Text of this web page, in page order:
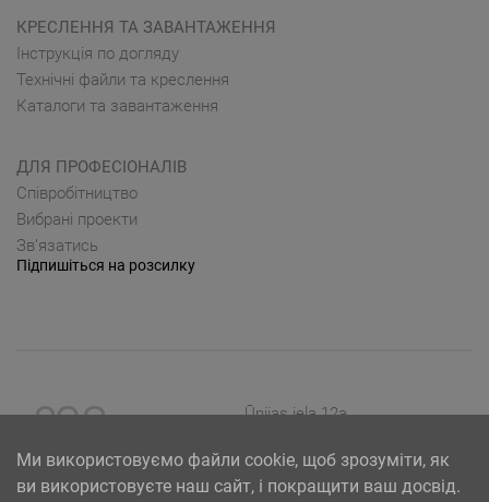
КРЕСЛЕННЯ ТА ЗАВАНТАЖЕННЯ
Інструкція по догляду
Технічні файли та креслення
Каталоги та завантаження
ДЛЯ ПРОФЕСІОНАЛІВ
Cпівробітництво
Вибрані проекти
Зв’язатись
Підпишіться на розсилку
Ūnijas iela 12a,
Ми використовуємо файли cookie, щоб зрозуміти, як
ви використовуєте наш сайт, і покращити ваш досвід.